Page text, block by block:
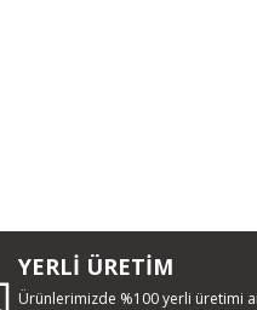
YERLİ ÜRETİM
Ürünlerimizde %100 yerli üretimi